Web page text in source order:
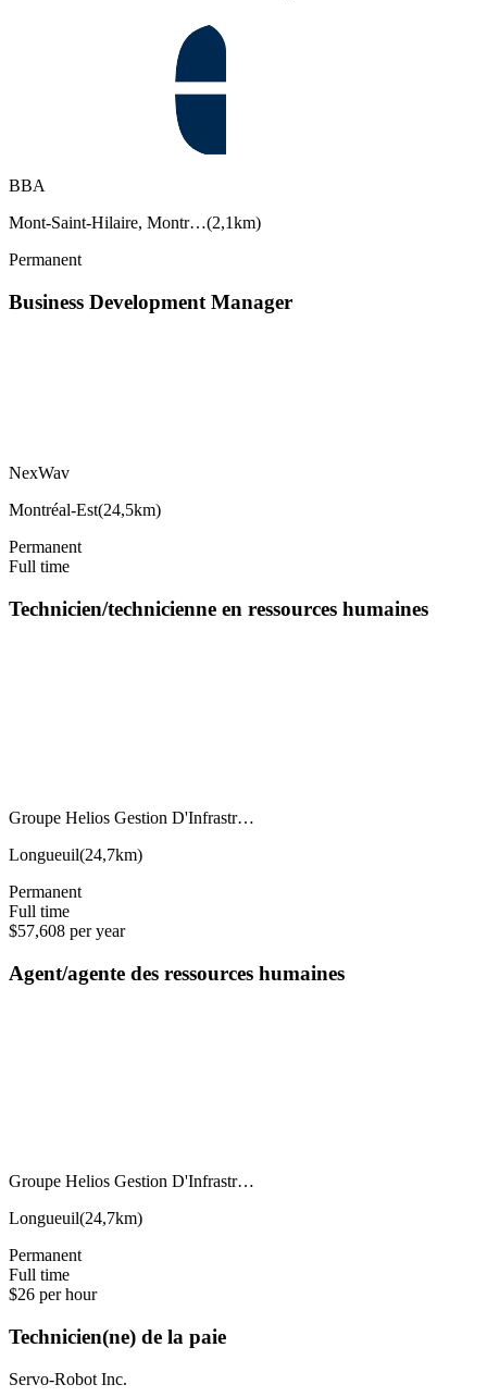
BBA
Mont-Saint-Hilaire, Montr…(2,1km)
Permanent
Business Development Manager
NexWav
Montréal-Est(24,5km)
Permanent
Full time
Technicien/technicienne en ressources humaines
Groupe Helios Gestion D'Infrastr…
Longueuil(24,7km)
Permanent
Full time
$57,608 per year
Agent/agente des ressources humaines
Groupe Helios Gestion D'Infrastr…
Longueuil(24,7km)
Permanent
Full time
$26 per hour
Technicien(ne) de la paie
Servo-Robot Inc.